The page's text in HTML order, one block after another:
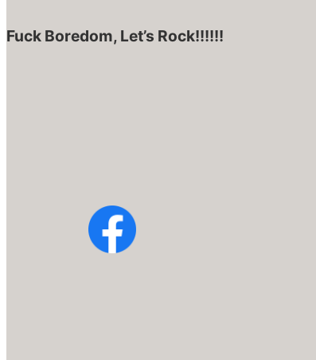
Fuck Boredom, Let’s Rock!!!!!!